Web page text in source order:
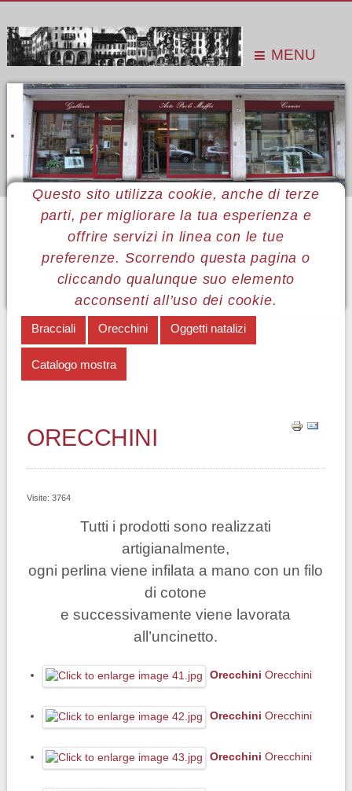
MENU
Questo sito utilizza cookie, anche di terze
parti, per migliorare la tua esperienza e
offrire servizi in linea con le tue
preferenze. Scorrendo questa pagina o
cliccando qualunque suo elemento
acconsenti all’uso dei cookie.
Sei qui: Home Le mostre Mostre 2019 Zane Orecchini
MENÙ ZANE
Collane Collane e bracciali
Bracciali Orecchini Oggetti natalizi
Catalogo mostra
ORECCHINI
Visite: 3764
Tutti i prodotti sono realizzati
artigianalmente,
ogni perlina viene infilata a mano con un filo
di cotone
e successivamente viene lavorata
all’uncinetto.
Orecchini Orecchini
Orecchini Orecchini
Orecchini Orecchini